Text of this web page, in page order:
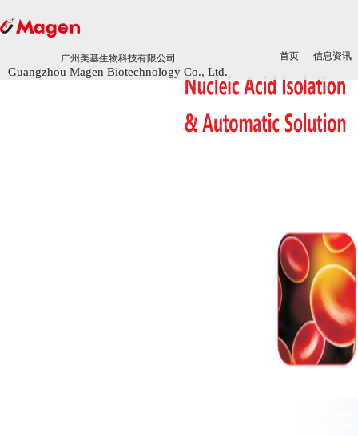
广州美基生物科技有限公司
Guangzhou Magen Biotechnology Co., Ltd.
首页 信息资讯
广州美基生物科技有限公司
Guangzhou Magen Biotechnology Co., Ltd.
首页 信息资讯